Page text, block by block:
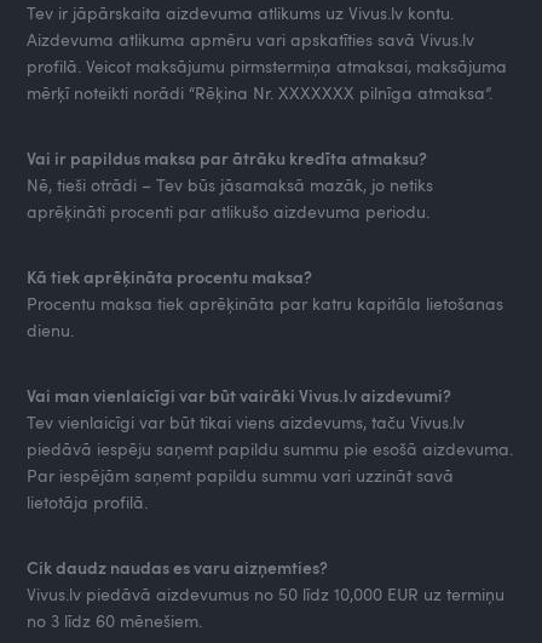
Tev ir jāpārskaita aizdevuma atlikums uz Vivus.lv kontu.
Aizdevuma atlikuma apmēru vari apskatīties savā Vivus.lv
profilā. Veicot maksājumu pirmstermiņa atmaksai, maksājuma
mērķī noteikti norādi “Rēķina Nr. XXXXXXX pilnīga atmaksa”.
Vai ir papildus maksa par ātrāku kredīta atmaksu?
Nē, tieši otrādi – Tev būs jāsamaksā mazāk, jo netiks
aprēķināti procenti par atlikušo aizdevuma periodu.
Kā tiek aprēķināta procentu maksa?
Procentu maksa tiek aprēķināta par katru kapitāla lietošanas
dienu.
Vai man vienlaicīgi var būt vairāki Vivus.lv aizdevumi?
Tev vienlaicīgi var būt tikai viens aizdevums, taču Vivus.lv
piedāvā iespēju saņemt papildu summu pie esošā aizdevuma.
Par iespējām saņemt papildu summu vari uzzināt savā
lietotāja profilā.
Cik daudz naudas es varu aizņemties?
Vivus.lv piedāvā aizdevumus no 50 līdz 10,000 EUR uz termiņu
no 3 līdz 60 mēnešiem.